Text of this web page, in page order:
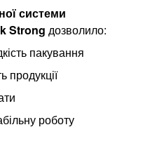
системи
Strong дозволило:
пакування
продукції
роботу